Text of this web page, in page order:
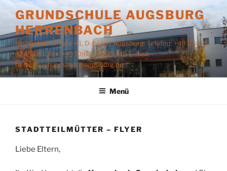
Zum
Inhalt
springen
GRUNDSCHULE AUGSBURG
HERRENBACH
Herrenbachstraße 41, D-86161 Augsburg, Telefon: +49 (0)821-
3249440, Fax: +49 (0)821-3249445 E-mail:
herrenbach.gs.stadt@augsburg.de
Menü
STADTTEILMÜTTER – FLYER
Liebe Eltern,